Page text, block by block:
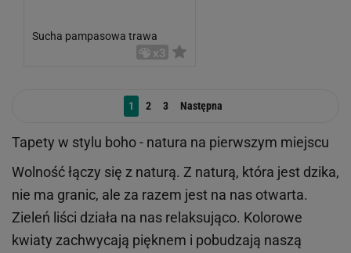
Sucha pampasowa trawa
x3
1 2 3 Następna
Tapety w stylu boho - natura na pierwszym miejscu
Wolność łączy się z naturą. Z naturą, która jest dzika,
nie ma granic, ale za razem jest na nas otwarta.
Zieleń liści działa na nas relaksująco. Kolorowe
kwiaty zachwycają pięknem i pobudzają naszą